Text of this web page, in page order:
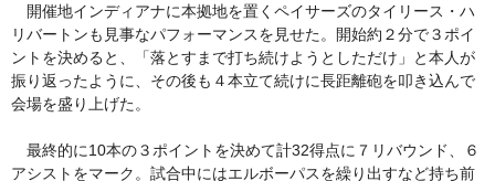
開催地インディアナに本拠地を置くペイサーズのタイリース・ハ
リバートンも見事なパフォーマンスを見せた。開始約２分で３ポイ
ントを決めると、「落とすまで打ち続けようとしただけ」と本人が
振り返ったように、その後も４本立て続けに長距離砲を叩き込んで
会場を盛り上げた。
最終的に10本の３ポイントを決めて計32得点に７リバウンド、６
アシストをマーク。試合中にはエルボーパスを繰り出すなど持ち前